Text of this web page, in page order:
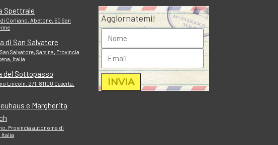
Spettrale
Corliano, Abetone, 50 San
di San Salvatore
Salvatore, Sarsina, Provincia
Italia
del Sottopasso
Lincoln, 271, 81100 Caserta,
e Margherita
Provincia autonoma di
Italia
Aggiornatemi!